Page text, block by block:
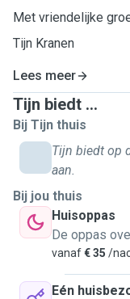
Met vriendelijke
Tijn Kranen
Lees meer
Tijn biedt ...
Bij Tijn thuis
Tijn biedt op
aan.
Bij jou thuis
Huisoppas
De oppas
vanaf€ 35 /
Eén